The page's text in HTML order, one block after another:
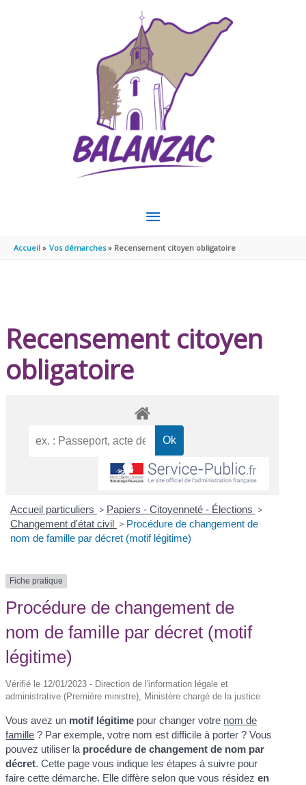
MENU
PRINCIPAL
Accueil Vos démarches Recensement citoyen obligatoire
Recensement citoyen
obligatoire
Accueil particuliers > Papiers - Citoyenneté - Élections >
Changement d'état civil > Procédure de changement de
nom de famille par décret (motif légitime)
Fiche pratique
Procédure de changement de
nom de famille par décret (motif
légitime)
Vérifié le 12/01/2023 - Direction de l'information légale et
administrative (Première ministre), Ministère chargé de la justice
Vous avez un motif légitime pour changer votre nom de
famille ? Par exemple, votre nom est difficile à porter ? Vous
pouvez utiliser la procédure de changement de nom par
décret. Cette page vous indique les étapes à suivre pour
faire cette démarche. Elle diffère selon que vous résidezen